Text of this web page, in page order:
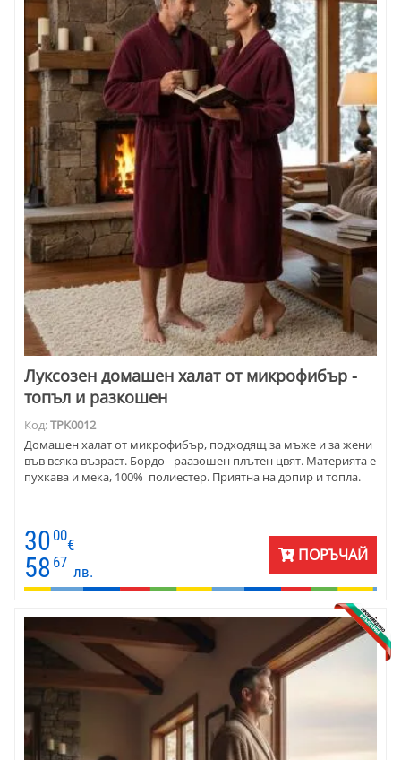
Луксозен домашен халат от микрофибър -
топъл и разкошен
Код:TPK0012
Домашен халат от микрофибър, подходящ за мъже и за жени
във всяка възраст. Бордо - раазошен плътен цвят. Материята е
пухкава и мека, 100% полиестер. Приятна на допир и топла.
30 00
€
58 67
лв.
ПОРЪЧАЙ